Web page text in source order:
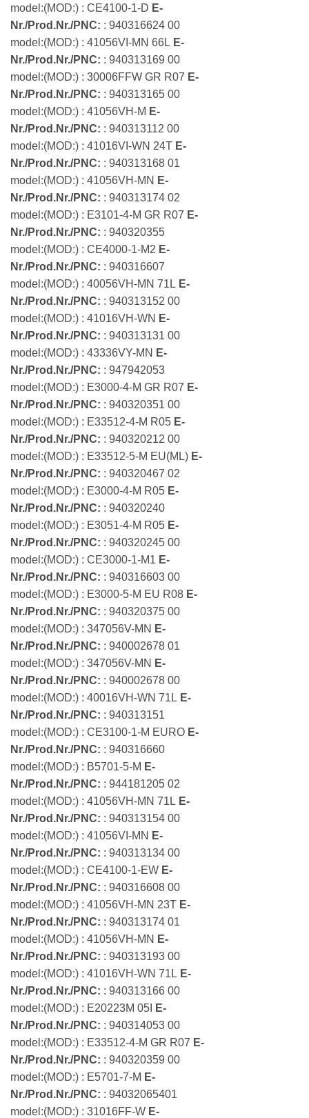
model:(MOD:) : CE4100-1-D E-
Nr./Prod.Nr./PNC: : 940316624 00
model:(MOD:) : 41056VI-MN 66L E-
Nr./Prod.Nr./PNC: : 940313169 00
model:(MOD:) : 30006FFW GR R07 E-
Nr./Prod.Nr./PNC: : 940313165 00
model:(MOD:) : 41056VH-M E-
Nr./Prod.Nr./PNC: : 940313112 00
model:(MOD:) : 41016VI-WN 24T E-
Nr./Prod.Nr./PNC: : 940313168 01
model:(MOD:) : 41056VH-MN E-
Nr./Prod.Nr./PNC: : 940313174 02
model:(MOD:) : E3101-4-M GR R07 E-
Nr./Prod.Nr./PNC: : 940320355
model:(MOD:) : CE4000-1-M2 E-
Nr./Prod.Nr./PNC: : 940316607
model:(MOD:) : 40056VH-MN 71L E-
Nr./Prod.Nr./PNC: : 940313152 00
model:(MOD:) : 41016VH-WN E-
Nr./Prod.Nr./PNC: : 940313131 00
model:(MOD:) : 43336VY-MN E-
Nr./Prod.Nr./PNC: : 947942053
model:(MOD:) : E3000-4-M GR R07 E-
Nr./Prod.Nr./PNC: : 940320351 00
model:(MOD:) : E33512-4-M R05 E-
Nr./Prod.Nr./PNC: : 940320212 00
model:(MOD:) : E33512-5-M EU(ML) E-
Nr./Prod.Nr./PNC: : 940320467 02
model:(MOD:) : E3000-4-M R05 E-
Nr./Prod.Nr./PNC: : 940320240
model:(MOD:) : E3051-4-M R05 E-
Nr./Prod.Nr./PNC: : 940320245 00
model:(MOD:) : CE3000-1-M1 E-
Nr./Prod.Nr./PNC: : 940316603 00
model:(MOD:) : E3000-5-M EU R08 E-
Nr./Prod.Nr./PNC: : 940320375 00
model:(MOD:) : 347056V-MN E-
Nr./Prod.Nr./PNC: : 940002678 01
model:(MOD:) : 347056V-MN E-
Nr./Prod.Nr./PNC: : 940002678 00
model:(MOD:) : 40016VH-WN 71L E-
Nr./Prod.Nr./PNC: : 940313151
model:(MOD:) : CE3100-1-M EURO E-
Nr./Prod.Nr./PNC: : 940316660
model:(MOD:) : B5701-5-M E-
Nr./Prod.Nr./PNC: : 944181205 02
model:(MOD:) : 41056VH-MN 71L E-
Nr./Prod.Nr./PNC: : 940313154 00
model:(MOD:) : 41056VI-MN E-
Nr./Prod.Nr./PNC: : 940313134 00
model:(MOD:) : CE4100-1-EW E-
Nr./Prod.Nr./PNC: : 940316608 00
model:(MOD:) : 41056VH-MN 23T E-
Nr./Prod.Nr./PNC: : 940313174 01
model:(MOD:) : 41056VH-MN E-
Nr./Prod.Nr./PNC: : 940313193 00
model:(MOD:) : 41016VH-WN 71L E-
Nr./Prod.Nr./PNC: : 940313166 00
model:(MOD:) : E20223M 05I
E-
Nr./Prod.Nr./PNC: : 940314053 00
model:(MOD:) : E33512-4-M GR R07 E-
Nr./Prod.Nr./PNC: : 940320359 00
model:(MOD:) : E5701-7-M E-
Nr./Prod.Nr./PNC: : 94032065401
model:(MOD:) : 31016FF-W E-